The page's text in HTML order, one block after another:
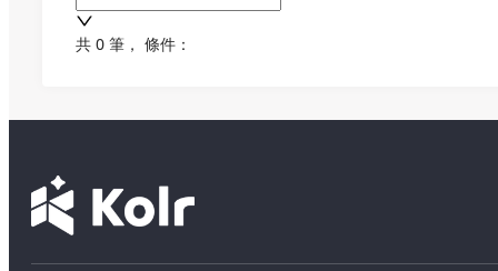
共 0 筆 ， 條件：